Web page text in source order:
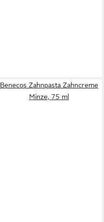
Benecos Zahnpasta Zahncreme
Minze, 75 ml